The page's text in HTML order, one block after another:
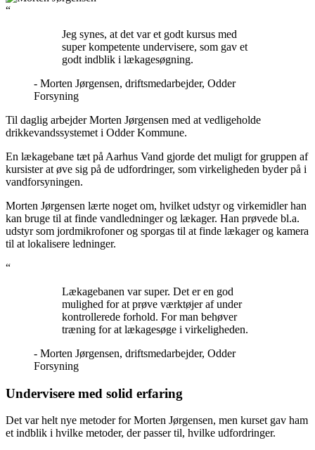
“
Jeg synes, at det var et godt kursus med
super kompetente undervisere, som gav et
godt indblik i lækagesøgning.
- Morten Jørgensen, driftsmedarbejder, Odder
Forsyning
Til daglig arbejder Morten Jørgensen med at vedligeholde
drikkevandssystemet i Odder Kommune.
En lækagebane tæt på Aarhus Vand gjorde det muligt for gruppen af
kursister at øve sig på de udfordringer, som virkeligheden byder på i
vandforsyningen.
Morten Jørgensen lærte noget om, hvilket udstyr og virkemidler han
kan bruge til at finde vandledninger og lækager. Han prøvede bl.a.
udstyr som jordmikrofoner og sporgas til at finde lækager og kamera
til at lokalisere ledninger.
“
Lækagebanen var super. Det er en god
mulighed for at prøve værktøjer af under
kontrollerede forhold. For man behøver
træning for at lækagesøge i virkeligheden.
- Morten Jørgensen, driftsmedarbejder, Odder
Forsyning
Undervisere med solid erfaring
Det var helt nye metoder for Morten Jørgensen, men kurset gav ham
et indblik i hvilke metoder, der passer til, hvilke udfordringer.